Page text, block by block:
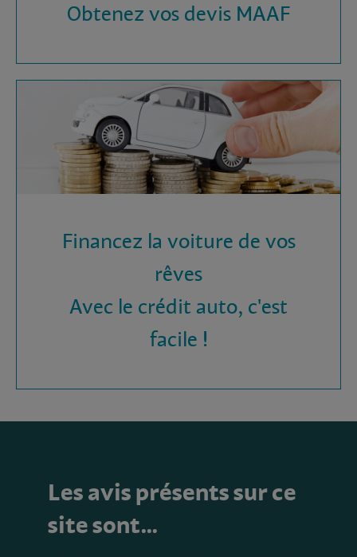
Obtenez vos devis MAAF
Financez la voiture de vos
rêves
Avec le crédit auto, c'est
facile !
Les avis présents sur ce
site sont…